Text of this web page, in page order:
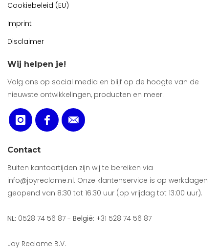
Cookiebeleid (EU)
Imprint
Disclaimer
Wij helpen je!
Volg ons op social media en blijf op de hoogte van de
nieuwste ontwikkelingen, producten en meer.
Contact
Buiten kantoortijden zijn wij te bereiken via
info@joyreclame.nl. Onze klantenservice is op werkdagen
geopend van 8:30 tot 16:30 uur (op vrijdag tot 13:00 uur).
NL: 0528 74 56 87 - België: +31 528 74 56 87
Joy Reclame B.V.